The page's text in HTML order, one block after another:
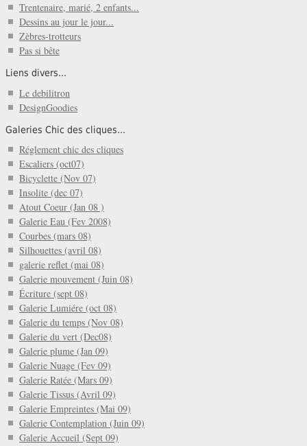
Trentenaire, marié, 2 enfants...
Dessins au jour le jour...
Zèbres-trotteurs
Pas si bête
Liens divers...
Le debilitron
DesignGoodies
Galeries Chic des cliques...
Réglement chic des cliques
Escaliers (oct07)
Bicyclette (Nov 07)
Insolite (dec 07)
Atout Coeur (Jan 08 )
Galerie Eau (Fev 2008)
Courbes (mars 08)
Silhouettes (avril 08)
galerie reflet (mai 08)
Galerie mouvement (Juin 08)
Écriture (sept 08)
Galerie Lumiére (oct 08)
Galerie du temps (Nov 08)
Galerie du vert (Dec08)
Galerie plume (Jan 09)
Galerie Nuage (Fev 09)
Galerie Ratée (Mars 09)
Galerie Tissus (Avril 09)
Galerie Empreintes (Mai 09)
Galerie Contemplation (Juin 09)
Galerie Accueil (Sept 09)